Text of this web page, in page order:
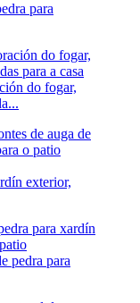
para
do fogar,
exterior,
pedra para